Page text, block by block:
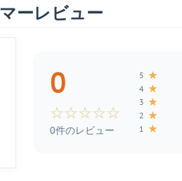
ーレビュー
0
☆☆☆☆☆
0件のレビュー
5 ★
4 ★
3 ★
2 ★
1
★